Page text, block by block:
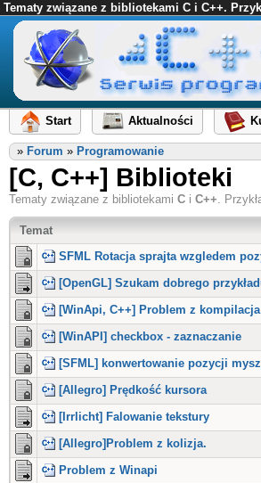
Tematy związane z bibliotekami C i C++.
Start Aktualności
» Forum » Programowanie
[C, C++] Biblioteki
Tematy związane z bibliotekami C i C++.
Temat
SFML Rotacja sprajta wzgledem
[OpenGL] Szukam dobrego
[WinApi, C++] Problem z kompilacja
[WinAPI] checkbox - zaznaczanie
[SFML] konwertowanie pozycji
[Allegro] Prędkość kursora
[Irrlicht] Falowanie tekstury
[Allegro]Problem z kolizja.
Problem z Winapi